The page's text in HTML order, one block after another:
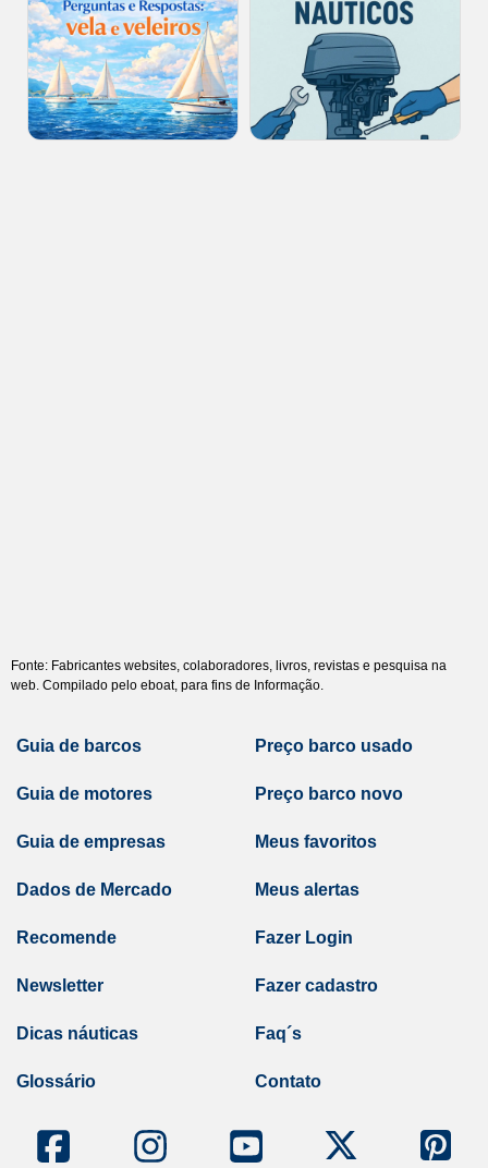
Fonte: Fabricantes websites, colaboradores, livros, revistas e pesquisa na
web. Compilado pelo eboat, para fins de Informação.
Guia de barcos
Guia de motores
Guia de empresas
Dados de Mercado
Preço barco usado
Preço barco novo
Meus favoritos
Meus alertas
Recomende
Newsletter
Dicas náuticas
Glossário
Fazer Login
Fazer cadastro
Faq´s
Contato